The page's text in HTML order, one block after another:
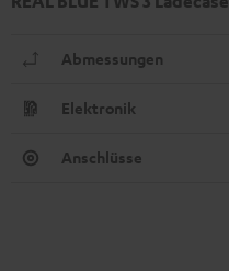
Abmessungen
Elektronik
Anschlüsse